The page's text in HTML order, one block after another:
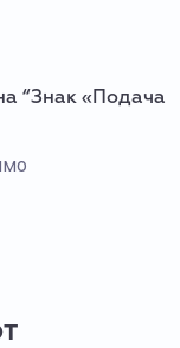
“Знак «Подача